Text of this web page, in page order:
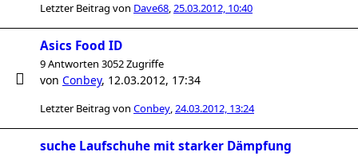
Letzter Beitrag von Dave68,25.03.2012, 10:40
Asics Food ID
9 Antworten 3052 Zugriffe
von Conbey, 12.03.2012, 17:34
Letzter Beitrag von Conbey,24.03.2012, 13:24
suche Laufschuhe mit starker Dämpfung